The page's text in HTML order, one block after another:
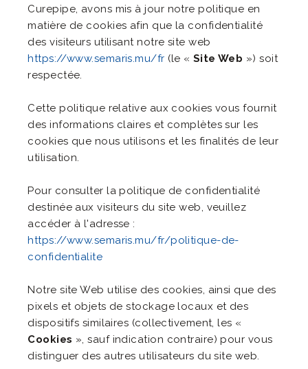
Curepipe, avons mis à jour notre politique en
matière de cookies afin que la confidentialité
des visiteurs utilisant notre site web
https://www.semaris.mu/fr (le « Site Web ») soit
respectée.
Cette politique relative aux cookies vous fournit
des informations claires et complètes sur les
cookies que nous utilisons et les finalités de leur
utilisation.
Pour consulter la politique de confidentialité
destinée aux visiteurs du site web, veuillez
accéder à l'adresse :
https://www.semaris.mu/fr/politique-de-
confidentialite
Notre site Web utilise des cookies, ainsi que des
pixels et objets de stockage locaux et des
dispositifs similaires (collectivement, les «
Cookies », sauf indication contraire) pour vous
distinguer des autres utilisateurs du site web.